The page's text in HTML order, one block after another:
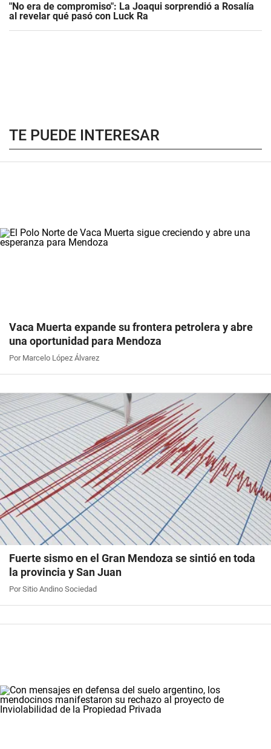
"No era de compromiso": La Joaqui sorprendió a Rosalía
al revelar qué pasó con Luck Ra
TE PUEDE INTERESAR
Vaca Muerta expande su frontera petrolera y abre
una oportunidad para Mendoza
Por Marcelo López Álvarez
Fuerte sismo en el Gran Mendoza se sintió en toda
la provincia y San Juan
Por Sitio Andino Sociedad